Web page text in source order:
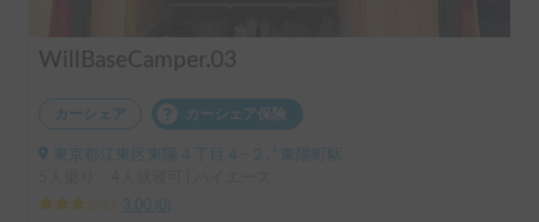
WillBaseCamper.03
カーシェア カーシェア保険
東京都江東区東陽４丁目４−２, ' 東陽町駅
3.00